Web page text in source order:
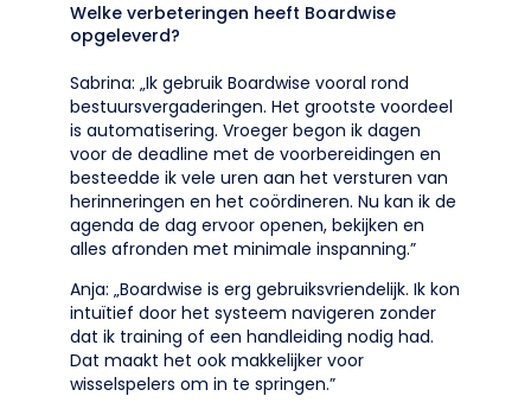
Welke verbeteringen heeft Boardwise
opgeleverd?
Sabrina: „Ik gebruik Boardwise vooral rond
bestuursvergaderingen. Het grootste voordeel
is automatisering. Vroeger begon ik dagen
voor de deadline met de voorbereidingen en
besteedde ik vele uren aan het versturen van
herinneringen en het coördineren. Nu kan ik de
agenda de dag ervoor openen, bekijken en
alles afronden met minimale inspanning.”
Anja: „Boardwise is erg gebruiksvriendelijk. Ik kon
intuïtief door het systeem navigeren zonder
dat ik training of een handleiding nodig had.
Dat maakt het ook makkelijker voor
wisselspelers om in te springen.”